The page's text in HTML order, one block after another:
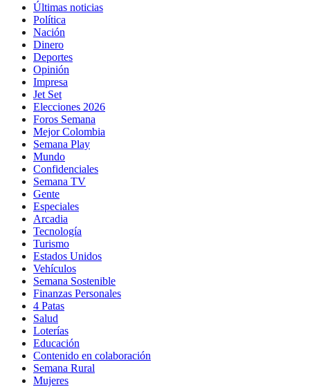
Últimas noticias
Política
Nación
Dinero
Deportes
Opinión
Impresa
Jet Set
Elecciones 2026
Foros Semana
Mejor Colombia
Semana Play
Mundo
Confidenciales
Semana TV
Gente
Especiales
Arcadia
Tecnología
Turismo
Estados Unidos
Vehículos
Semana Sostenible
Finanzas Personales
4 Patas
Salud
Loterías
Educación
Contenido en colaboración
Semana Rural
Mujeres